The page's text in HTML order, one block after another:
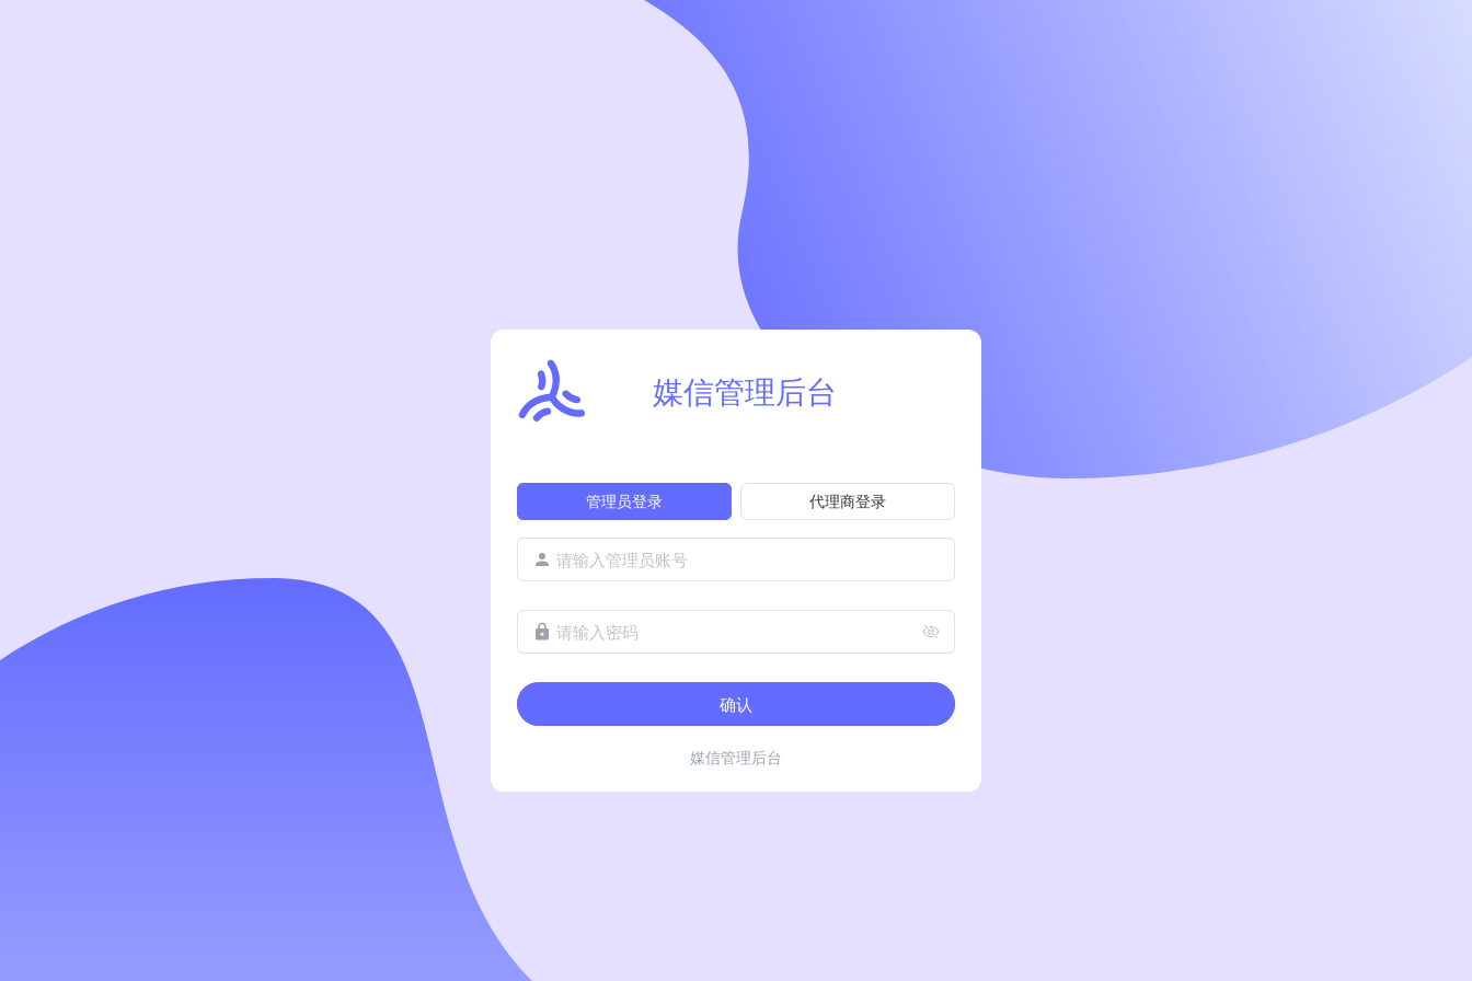
媒信管理后台
管理员登录 代理商登录
请输入管理员账号
请输入密码
确认
媒信管理后台